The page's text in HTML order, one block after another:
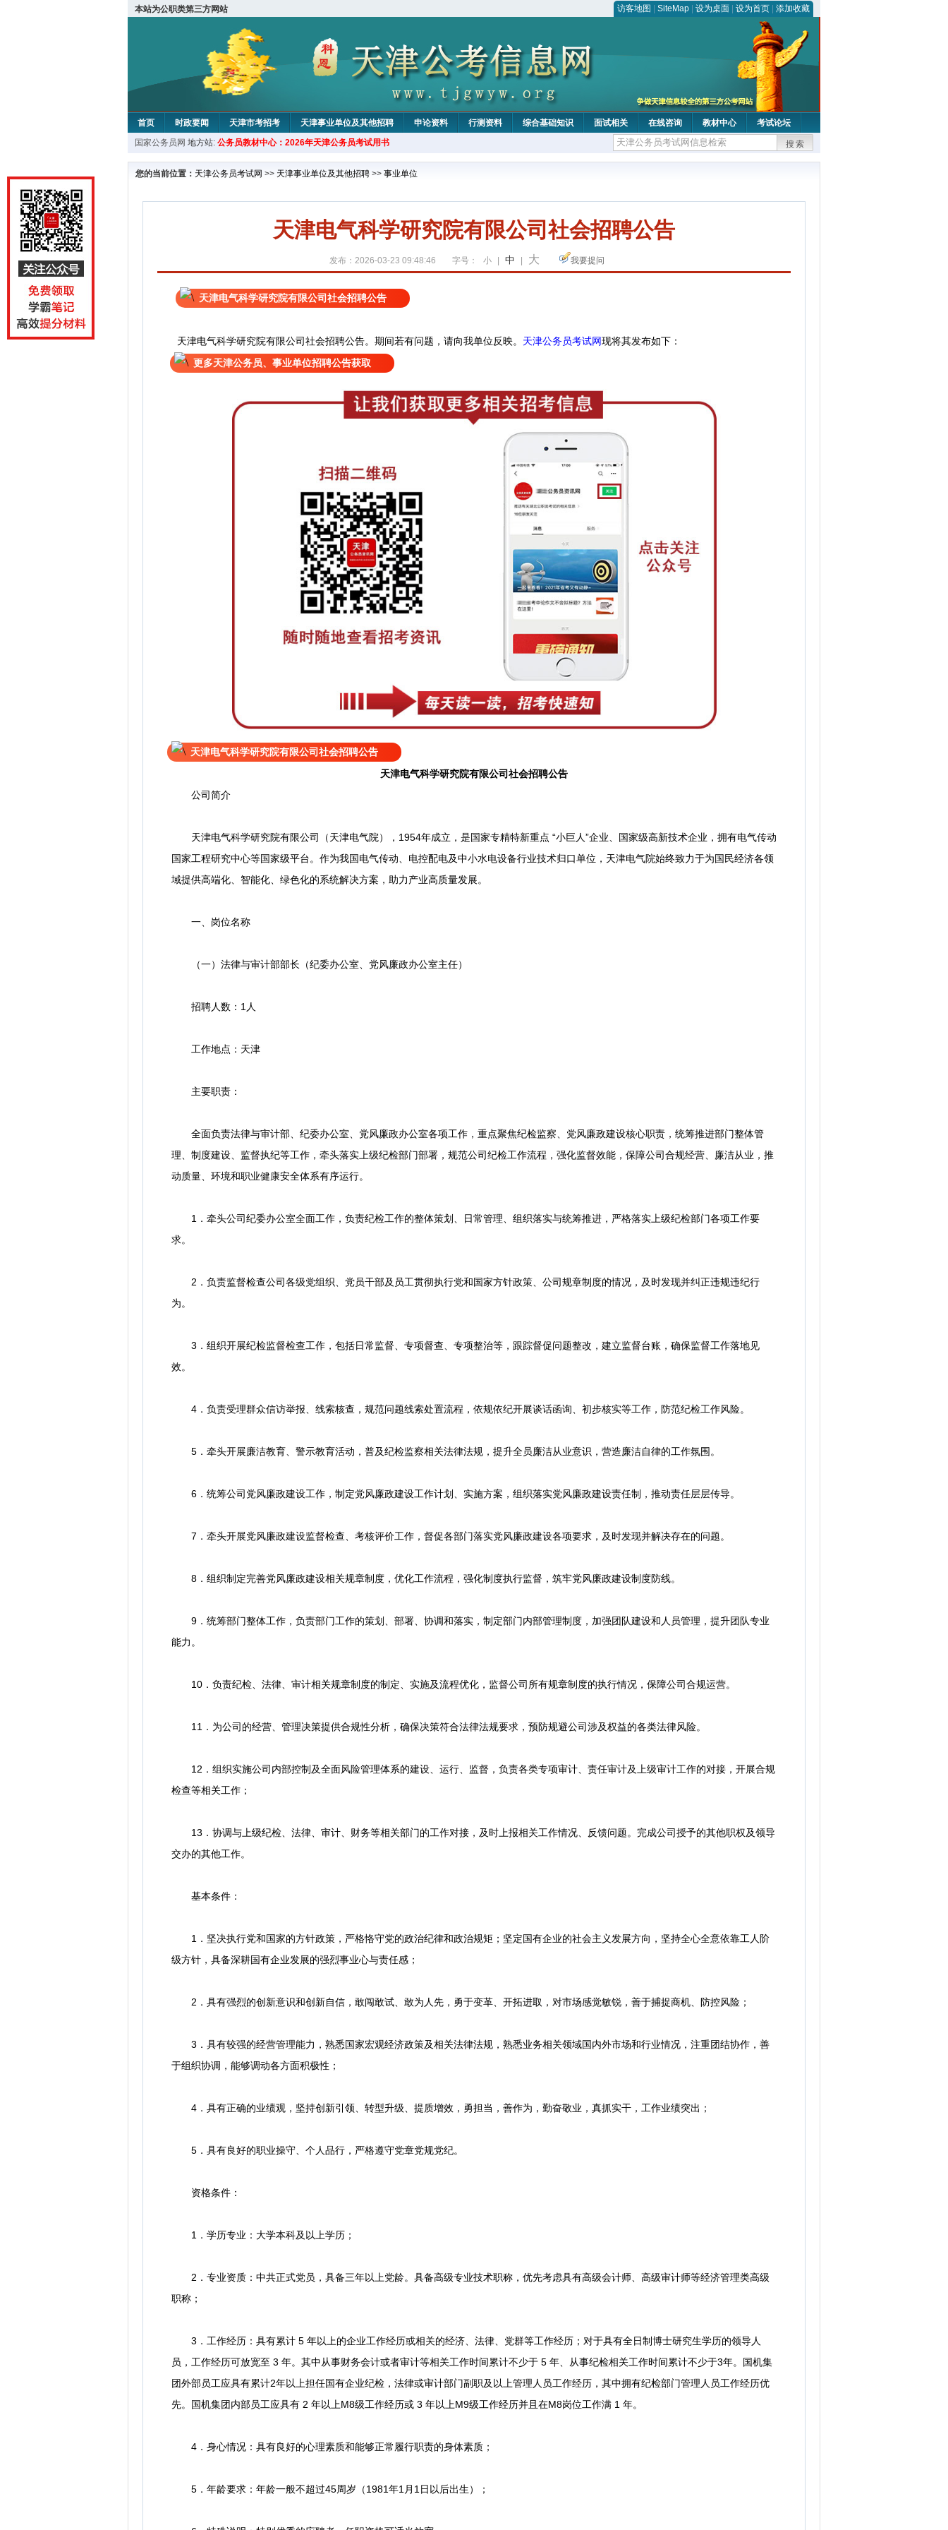
本站为公职类第三方网站 访客地图 SiteMap 设为桌面 设为首页 添加收藏
首页 时政要闻 天津市考招考 天津事业单位及其他招聘 申论资料 行测资料 综合基础知识 面试相关 在线咨询 教材中心 考试论坛
教材中心
国家公务员网 地方站: 公务员教材中心：2026年天津公务员考试用书 搜索
您的当前位置： 天津公务员考试网 >> 天津事业单位及其他招聘 >> 事业单位
天津电气科学研究院有限公司社会招聘公告
发布：2026-03-23 09:48:46 字号： 小 中 大 我要提问
天津电气科学研究院有限公司社会招聘公告
天津电气科学研究院有限公司社会招聘公告。 期间若有问题，请向我单位反映。 天津公务员考试网现将其发布如下：
更多天津公务员、事业单位招聘公告获取
天津电气科学研究院有限公司社会招聘公告
天津电气科学研究院有限公司社会招聘公告
公司简介
天津电气科学研究院有限公司（天津电气院），1954年成立，是国家专精特新重点 “小巨人”企业、国家级高新技术企业，拥有电气传动
国家工程研究中心等国家级平台。作为我国电气传动、电控配电及中小水电设备行业技术归口单位，天津电气院始终致力于为国民经济各领
域提供高端化、智能化、绿色化的系统解决方案，助力产业高质量发展。
一、岗位名称
（一）法律与审计部部长（纪委办公室、党风廉政办公室主任）
招聘人数：1人
工作地点：天津
主要职责：
全面负责法律与审计部、纪委办公室、党风廉政办公室各项工作，重点聚焦纪检监察、党风廉政建设核心职责，统筹推进部门整体管
理、制度建设、监督执纪等工作，牵头落实上级纪检部门部署，规范公司纪检工作流程，强化监督效能，保障公司合规经营、廉洁从业，推
动质量、环境和职业健康安全体系有序运行。
1．牵头公司纪委办公室全面工作，负责纪检工作的整体策划、日常管理、组织落实与统筹推进，严格落实上级纪检部门各项工作要
求。
2．负责监督检查公司各级党组织、党员干部及员工贯彻执行党和国家方针政策、公司规章制度的情况，及时发现并纠正违规违纪行
为。
3．组织开展纪检监督检查工作，包括日常监督、专项督查、专项整治等，跟踪督促问题整改，建立监督台账，确保监督工作落地见
效。
4．负责受理群众信访举报、线索核查，规范问题线索处置流程，依规依纪开展谈话函询、初步核实等工作，防范纪检工作风险。
5．牵头开展廉洁教育、警示教育活动，普及纪检监察相关法律法规，提升全员廉洁从业意识，营造廉洁自律的工作氛围。
6．统筹公司党风廉政建设工作，制定党风廉政建设工作计划、实施方案，组织落实党风廉政建设责任制，推动责任层层传导。
7．牵头开展党风廉政建设监督检查、考核评价工作，督促各部门落实党风廉政建设各项要求，及时发现并解决存在的问题。
8．组织制定完善党风廉政建设相关规章制度，优化工作流程，强化制度执行监督，筑牢党风廉政建设制度防线。
9．统筹部门整体工作，负责部门工作的策划、部署、协调和落实，制定部门内部管理制度，加强团队建设和人员管理，提升团队专业
能力。
10．负责纪检、法律、审计相关规章制度的制定、实施及流程优化，监督公司所有规章制度的执行情况，保障公司合规运营。
11．为公司的经营、管理决策提供合规性分析，确保决策符合法律法规要求，预防规避公司涉及权益的各类法律风险。
12．组织实施公司内部控制及全面风险管理体系的建设、运行、监督，负责各类专项审计、责任审计及上级审计工作的对接，开展合规
检查等相关工作；
13．协调与上级纪检、法律、审计、财务等相关部门的工作对接，及时上报相关工作情况、反馈问题。完成公司授予的其他职权及领导
交办的其他工作。
基本条件：
1．坚决执行党和国家的方针政策，严格恪守党的政治纪律和政治规矩；坚定国有企业的社会主义发展方向，坚持全心全意依靠工人阶
级方针，具备深耕国有企业发展的强烈事业心与责任感；
2．具有强烈的创新意识和创新自信，敢闯敢试、敢为人先，勇于变革、开拓进取，对市场感觉敏锐，善于捕捉商机、防控风险；
3．具有较强的经营管理能力，熟悉国家宏观经济政策及相关法律法规，熟悉业务相关领域国内外市场和行业情况，注重团结协作，善
于组织协调，能够调动各方面积极性；
4．具有正确的业绩观，坚持创新引领、转型升级、提质增效，勇担当，善作为，勤奋敬业，真抓实干，工作业绩突出；
5．具有良好的职业操守、个人品行，严格遵守党章党规党纪。
资格条件：
1．学历专业：大学本科及以上学历；
2．专业资质：中共正式党员，具备三年以上党龄。具备高级专业技术职称，优先考虑具有高级会计师、高级审计师等经济管理类高级
职称；
3．工作经历：具有累计 5 年以上的企业工作经历或相关的经济、法律、党群等工作经历；对于具有全日制博士研究生学历的领导人
员，工作经历可放宽至 3 年。其中从事财务会计或者审计等相关工作时间累计不少于 5 年、从事纪检相关工作时间累计不少于3年。国机集
团外部员工应具有累计2年以上担任国有企业纪检，法律或审计部门副职及以上管理人员工作经历，其中拥有纪检部门管理人员工作经历优
先。国机集团内部员工应具有 2 年以上M8级工作经历或 3 年以上M9级工作经历并且在M8岗位工作满 1 年。
4．身心情况：具有良好的心理素质和能够正常履行职责的身体素质；
5．年龄要求：年龄一般不超过45周岁（1981年1月1日以后出生）；